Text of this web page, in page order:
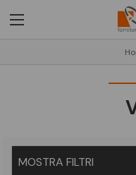
MOSTRA FILTRI